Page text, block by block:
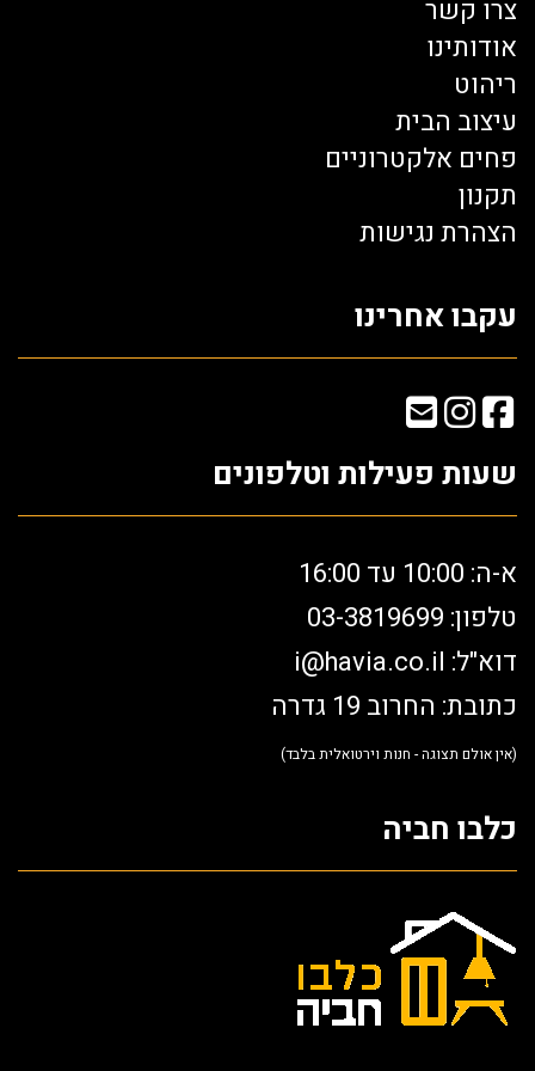
צרו קשר
אודותינו
ריהוט
עיצוב הבית
פחים אלקטרוניים
תקנון
הצהרת נגישות
עקבו אחרינו
שעות פעילות וטלפונים
א-ה: 10:00 עד 16:00
טלפון: 03-3819699
דוא"ל: i@havia.co.il
כתובת: החרוב 19 גדרה
(אין אולם תצוגה - חנות וירטואלית בלבד)
כלבו חביה